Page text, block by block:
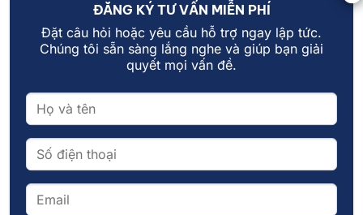
Làm sao để triển khai mô hình quản trị số hiệu quả?
ĐĂNG KÝ TƯ VẤN MIỄN PHÍ
Đặt câu hỏi hoặc yêu cầu hỗ trợ ngay lập tức.
Chúng tôi sẵn sàng lắng nghe và giúp bạn giải
quyết mọi vấn đề.